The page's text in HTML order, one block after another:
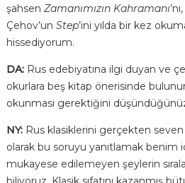
şahsen Zamanımızın Kahramanı’nı,
Çehov’un Step’ini yılda bir kez
hissediyorum.
DA: Rus edebiyatına ilgi duyan ve
okurlara beş kitap önerisinde
okunması gerektiğini
NY: Rus klasiklerini gerçekten
olarak bu soruyu yanıtlamak benim
mukayese edilemeyen şeylerin